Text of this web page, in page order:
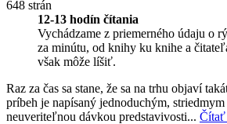
648 strán
12-13 hodín čítania
Vychádzame z priemerného údaju o
za minútu, od knihy ku knihe a
však môže líšiť.
Raz za čas sa stane, že sa na trhu objaví
príbeh je napísaný jednoduchým,
neuveriteľnou dávkou predstavivosti... Čítať